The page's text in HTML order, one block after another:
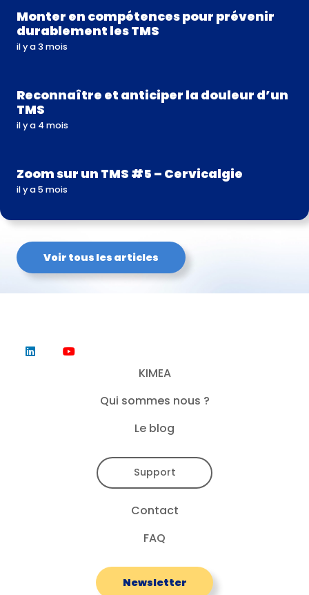
Monter en compétences pour prévenir
durablement les TMS
il y a 3 mois
Reconnaître et anticiper la douleur d’un
TMS
il y a 4 mois
Zoom sur un TMS #5 – Cervicalgie
il y a 5 mois
Voir tous les articles
KIMEA
Qui sommes nous ?
Le blog
Support
Contact
FAQ
Newsletter